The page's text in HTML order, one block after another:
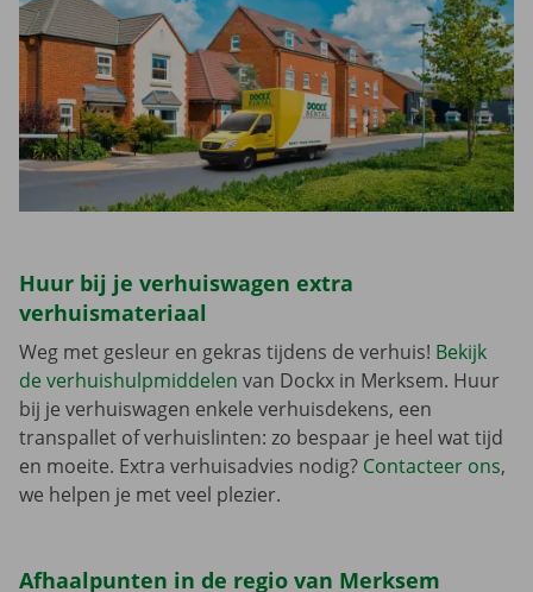
Huur bij je verhuiswagen extra
verhuismateriaal
Weg met gesleur en gekras tijdens de verhuis! Bekijk
de verhuishulpmiddelen van Dockx in Merksem. Huur
bij je verhuiswagen enkele verhuisdekens, een
transpallet of verhuislinten: zo bespaar je heel wat tijd
en moeite. Extra verhuisadvies nodig? Contacteer ons,
we helpen je met veel plezier.
Afhaalpunten in de regio van Merksem